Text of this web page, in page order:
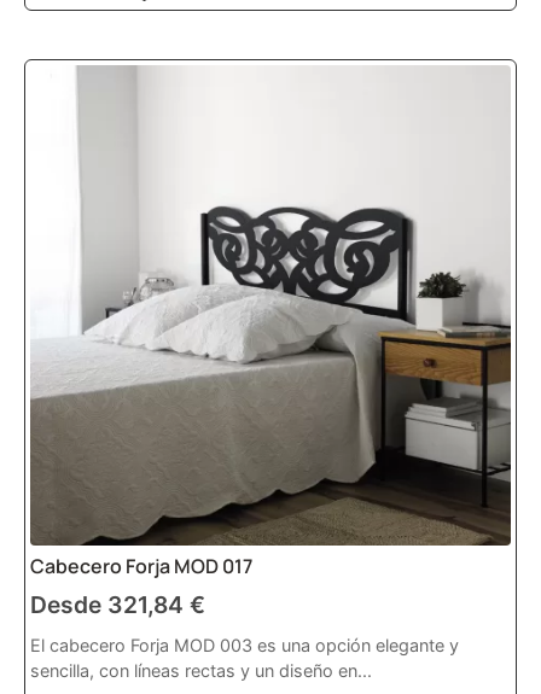
Cabecero Forja MOD 017
Desde 321,84 €
El cabecero Forja MOD 003 es una opción elegante y
sencilla, con líneas rectas y un diseño en...